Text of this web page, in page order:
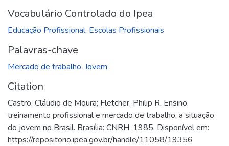
Vocabulário Controlado do Ipea
Educação Profissional, Escolas Profissionais
Palavras-chave
Mercado de trabalho, Jovem
Citation
Castro, Cláudio de Moura; Fletcher, Philip R. Ensino,
treinamento profissional e mercado de trabalho: a situação
do jovem no Brasil. Brasília: CNRH, 1985. Disponível em:
https://repositorio.ipea.gov.br/handle/11058/19356